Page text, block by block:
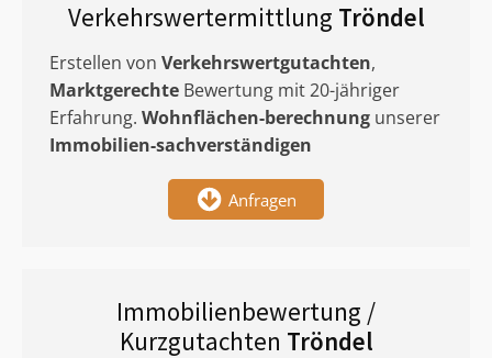
Verkehrswertermittlung Tröndel
Erstellen von Verkehrswertgutachten,
Marktgerechte Bewertung mit 20-jähriger
Erfahrung. Wohnflächen-berechnung unserer
Immobilien-sachverständigen
Anfragen
Immobilienbewertung /
Kurzgutachten Tröndel